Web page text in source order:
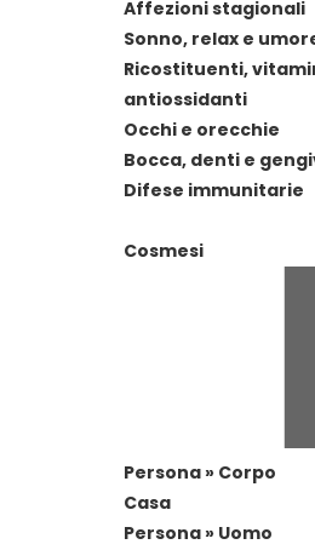
Affezioni stagionali
Sonno, relax e
Ricostituenti,
antiossidanti
Occhi e orecchie
Bocca, denti e
Difese immunitarie
Cosmesi
Persona » Corpo
Casa
Persona » Uomo